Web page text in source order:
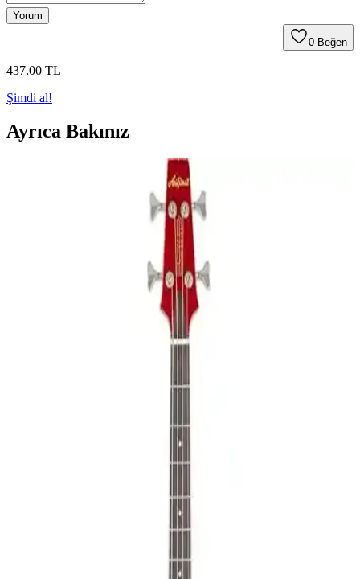
Yorum
0 Beğen
437.00 TL
Şimdi al!
Ayrıca Bakınız
Furia Cg-3902bk ve Midex Cg-270bk Klasik Gitar
Karşılaştırması ve Özellikleri
Furia Cg-3902bk ve Midex Cg-270bk modellerinin detaylı
karşılaştırmasıyla, malzeme, ses kalitesi ve kullanıcı yorumlarını
inceleyerek en uygun seçimi yapın.
Midex MGA-25BKBT-HD Çok Fonksiyonlu
Taşınabilir Elektro Gitar Amfisi Özellikleri ve
Modellerinin Detaylı Karşılaştırması
Midex UKX-901YL ve Rosa RU002-BK ukuleleri detaylı
avantajlarıyla, ihtiyacınıza en uygun ukuleleyi seçmenize yardımcı
Çok Fonksiyonlu ve Uygun Fiyatlı Performans